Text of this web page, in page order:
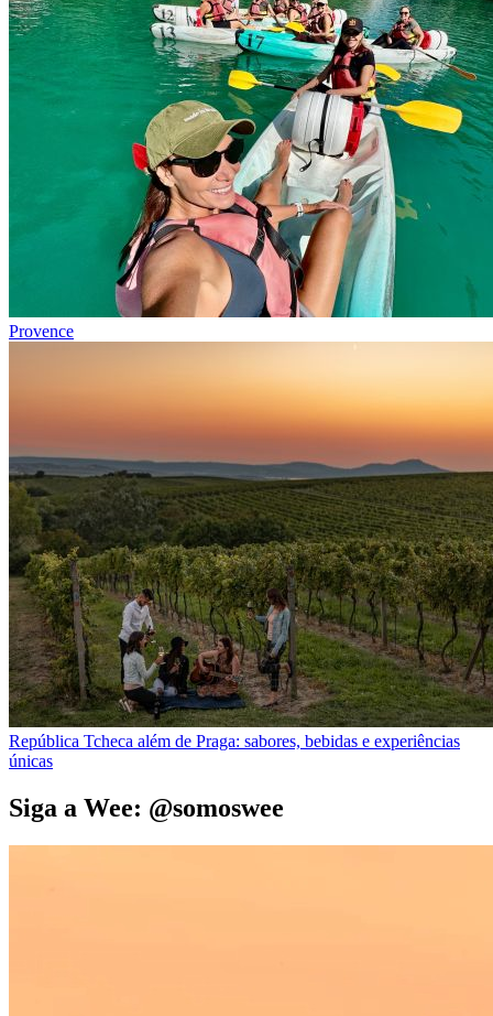
Provence
República Tcheca além de Praga: sabores, bebidas e experiências
únicas
Siga a Wee: @somoswee